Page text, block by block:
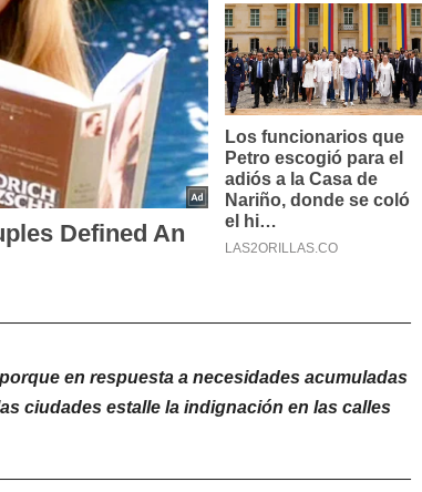
en respuesta a necesidades acumuladas
ciudades estalle la indignación en las calles